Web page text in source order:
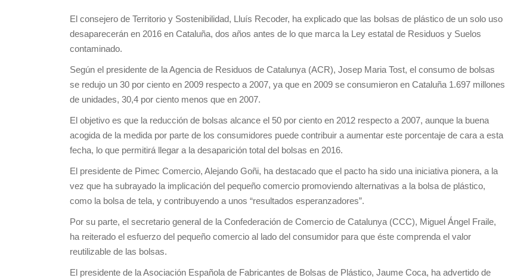
El consejero de Territorio y Sostenibilidad, Lluís Recoder, ha explicado que las bolsas de plástico de un solo uso
desaparecerán en 2016 en Cataluña, dos años antes de lo que marca la Ley estatal de Residuos y Suelos
contaminado.
Según el presidente de la Agencia de Residuos de Catalunya (ACR), Josep Maria Tost, el consumo de bolsas
se redujo un 30 por ciento en 2009 respecto a 2007, ya que en 2009 se consumieron en Cataluña 1.697 millones
de unidades, 30,4 por ciento menos que en 2007.
El objetivo es que la reducción de bolsas alcance el 50 por ciento en 2012 respecto a 2007, aunque la buena
acogida de la medida por parte de los consumidores puede contribuir a aumentar este porcentaje de cara a esta
fecha, lo que permitirá llegar a la desaparición total del bolsas en 2016.
El presidente de Pimec Comercio, Alejando Goñi, ha destacado que el pacto ha sido una iniciativa pionera, a la
vez que ha subrayado la implicación del pequeño comercio promoviendo alternativas a la bolsa de plástico,
como la bolsa de tela, y contribuyendo a unos “resultados esperanzadores”.
Por su parte, el secretario general de la Confederación de Comercio de Catalunya (CCC), Miguel Ángel Fraile,
ha reiterado el esfuerzo del pequeño comercio al lado del consumidor para que éste comprenda el valor
reutilizable de las bolsas.
El presidente de la Asociación Española de Fabricantes de Bolsas de Plástico, Jaume Coca, ha advertido de